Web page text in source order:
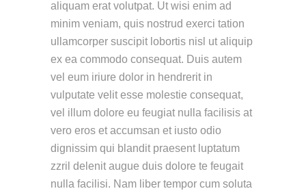
aliquam erat volutpat. Ut wisi enim ad
minim veniam, quis nostrud exerci tation
ullamcorper suscipit lobortis nisl ut aliquip
ex ea commodo consequat. Duis autem
vel eum iriure dolor in hendrerit in
vulputate velit esse molestie consequat,
vel illum dolore eu feugiat nulla facilisis at
vero eros et accumsan et iusto odio
dignissim qui blandit praesent luptatum
zzril delenit augue duis dolore te feugait
nulla facilisi. Nam liber tempor cum soluta